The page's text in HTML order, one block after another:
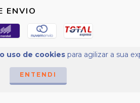
uso de cookies para agilizar a sua
ENTENDI
ENVIO